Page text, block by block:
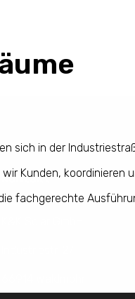
sich in der
Kunden, koordinieren
fachgerechte
Kontakt